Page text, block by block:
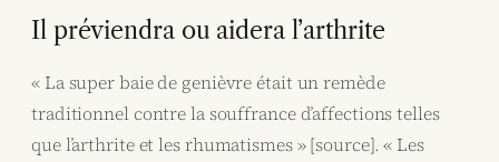
Il préviendra ou aidera l’arthrite
« La super baie de genièvre était un remède
traditionnel contre la souffrance d’affections telles
que l’arthrite et les rhumatismes » [source]. « Les